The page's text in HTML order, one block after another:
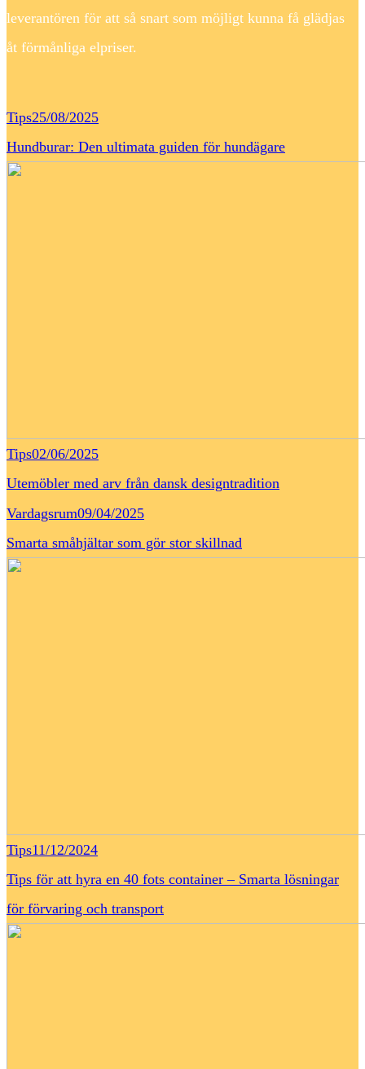
leverantören för att så snart som möjligt kunna få glädjas
åt förmånliga elpriser.
Tips25/08/2025
Hundburar: Den ultimata guiden för hundägare
Tips02/06/2025
Utemöbler med arv från dansk designtradition
Vardagsrum09/04/2025
Smarta småhjältar som gör stor skillnad
Tips11/12/2024
Tips för att hyra en 40 fots container – Smarta lösningar
för förvaring och transport